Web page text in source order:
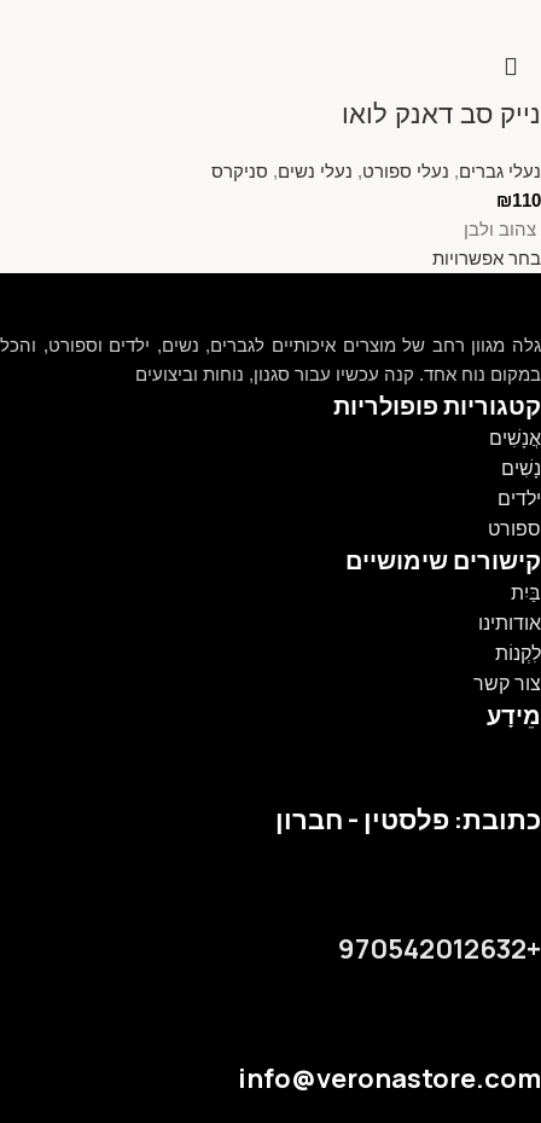
נייק סב דאנק לואו
נעלי גברים, נעלי ספורט, נעלי נשים, סניקרס
₪110
צהוב ולבן
בחר אפשרויות
גלה מגוון רחב של מוצרים איכותיים לגברים, נשים, ילדים וספורט, והכל
במקום נוח אחד. קנה עכשיו עבור סגנון, נוחות וביצועים
קטגוריות פופולריות
אֲנָשִׁים
נָשִׁים
ילדים
ספורט
קישורים שימושיים
בַּיִת
אודותינו
לִקְנוֹת
צור קשר
מֵידָע
כתובת: פלסטין - חברון
+970542012632
info@veronastore.com